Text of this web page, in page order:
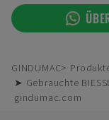
GINDUMAC
➤ Gebrauchte
gindumac.com